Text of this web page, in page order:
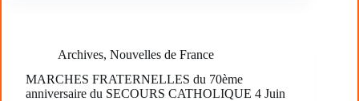
Archives, Nouvelles de France
MARCHES FRATERNELLES du 70ème
anniversaire du SECOURS CATHOLIQUE 4 Juin